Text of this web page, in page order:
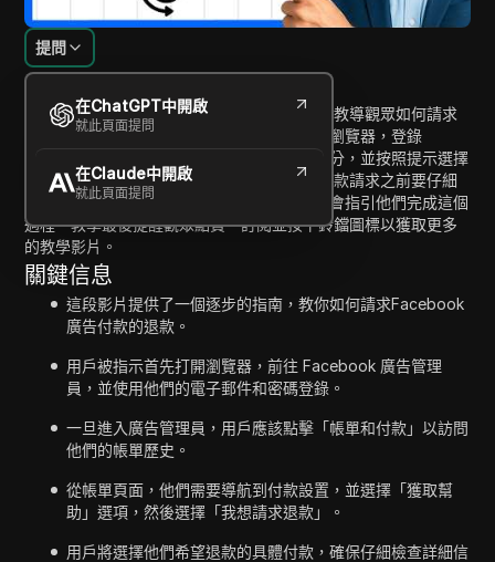
內容介紹
提問
在ChatGPT中開啟
就此頁面提問
在Claude中開啟
就此頁面提問
在這段影片中，主持人提供了一個逐步指南，教導觀眾如何請求
Facebook廣告付款的退款。觀眾被指示打開瀏覽器，登錄
Facebook廣告管理員，導航至帳單和付款部分，並按照提示選擇
他們希望退款的付款項目。影片強調在確認退款請求之前要仔細
檢查付款詳細資料，並向觀眾保證Facebook會指引他們完成這個
過程。教學最後提醒觀眾點贊、訂閱並按下鈴鐺圖標以獲取更多
的教學影片。
關鍵信息
這段影片提供了一個逐步的指南，教你如何請求Facebook
廣告付款的退款。
用戶被指示首先打開瀏覽器，前往 Facebook 廣告管理
員，並使用他們的電子郵件和密碼登錄。
一旦進入廣告管理員，用戶應該點擊「帳單和付款」以訪問
他們的帳單歷史。
從帳單頁面，他們需要導航到付款設置，並選擇「獲取幫
助」選項，然後選擇「我想請求退款」。
用戶將選擇他們希望退款的具體付款，確保仔細檢查詳細信